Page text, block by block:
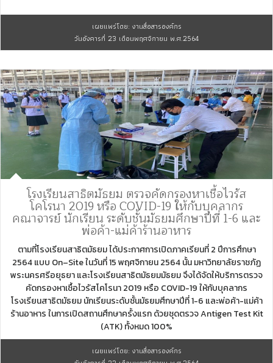
เผยแพร่โดย: งานสื่อสารองค์กร
วันอังคารที่ 23 เดือนพฤศจิกายน พ.ศ.2564
โรงเรียนสาธิตมัธยม ตรวจคัดกรองหาเชื้อไวรัส
โคโรนา 2019 หรือ COVID-19 ให้กับบุคลากร
คณาจารย์ นักเรียน ระดับชั้นมัธยมศึกษาปีที่ 1-6 และ
พ่อค้า-แม่ค้าร้านอาหาร
ตามที่โรงเรียนสาธิตมัธยม ได้ประกาศการเปิดภาคเรียนที่ 2 ปีการศึกษา
2564 แบบ On–Site ในวันที่ 15 พฤศจิกายน 2564 นั้น มหาวิทยาลัยราชภัฏ
พระนครศรีอยุธยา และโรงเรียนสาธิตมัธยมมัธยม จึงได้จัดให้บริการตรวจ
คัดกรองหาเชื้อไวรัสโคโรนา 2019 หรือ COVID-19 ให้กับบุคลากร
โรงเรียนสาธิตมัธยม นักเรียนระดับชั้นมัธยมศึกษาปีที่ 1-6 และพ่อค้า-แม่ค้า
ร้านอาหาร ในการเปิดสถานศึกษาครั้งแรก ด้วยชุดตรวจ Antigen Test Kit
(ATK) ทั้งหมด 100%
เผยแพร่โดย: งานสื่อสารองค์กร